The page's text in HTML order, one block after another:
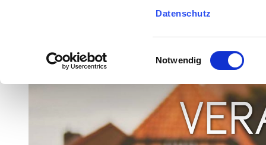
Datenschutz
i
i
l
Notwendig